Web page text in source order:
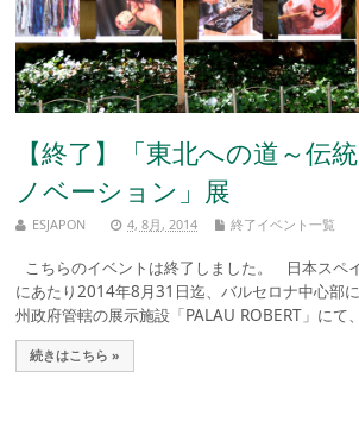
【終了】「東北への道～伝
ノベーション」展
ESJAPON 4, 8月, 2014 終了イベント一覧
こちらのイベントは終了しました。 日本スペ
にあたり2014年8月31日迄、バルセロナ中心部
州政府管轄の展示施設「PALAU ROBERT」にて
続きはこちら »